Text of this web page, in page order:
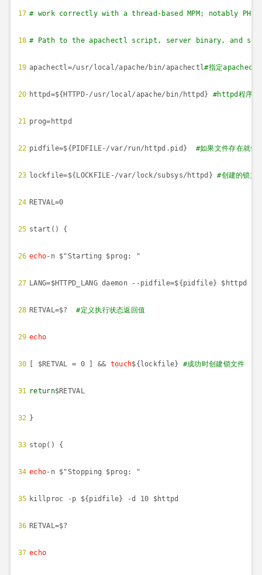
17
18
19
20
21
22
23
24
25
26
27
28
29
30
31
32
33
34
35
36
37
# work correctly with a thread-based MPM; notably
# Path to the apachectl script, server binary, and
apachectl=/usr/local/apache/bin/apachectl#指定apachectl
httpd=${HTTPD-/usr/local/apache/bin/httpd} #httpd 程序位
prog=httpd
pidfile=${PIDFILE-/var/run/httpd.pid} #如果文件存在就使
lockfile=${LOCKFILE-/var/lock/subsys/httpd}#创建的锁文
RETVAL=0
start() {
echo-n $"Starting $prog: "
LANG=$HTTPD_LANG daemon --pidfile=${pidfile} $httpd
RETVAL=$?#定义执行状态返回值
echo
[ $RETVAL = 0 ] && touch${lockfile} #成功时创建锁文件
return$RETVAL
}
stop() {
echo-n $"Stopping $prog: "
killproc -p ${pidfile} -d 10 $httpd
RETVAL=$?
echo